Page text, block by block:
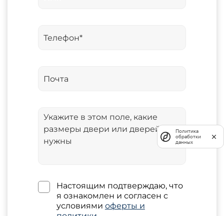
Настоящим подтверждаю, что
я ознакомлен и согласен с
условиями оферты и
Политика
обработки
данных